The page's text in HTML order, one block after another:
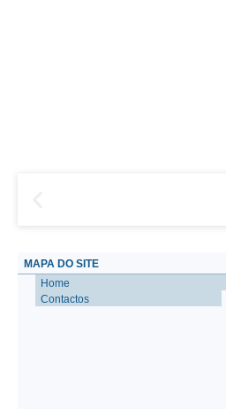
MAPA DO SITE
Home
Contactos